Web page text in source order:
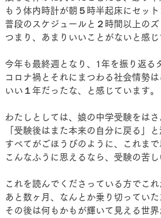
もう体内時計が朝５時半起床にセット
普段のスケジュールと２時間以上の
つまり、あまりいいことがないと感
今年も最終週となり、1年を振り返る
コロナ禍とそれにまつわる社会情勢
いい１年だったな、と感じています。
わたしとしては、娘の中学受験をは
「受験後はまた本来の自分に戻る」
すべてがごほうびのように、これま
こんなふうに思えるなら、受験の苦
これを読んでくださっている方でこ
あと数ヶ月、なんとか乗り切っていた
その後は何もかもが輝いて見える世